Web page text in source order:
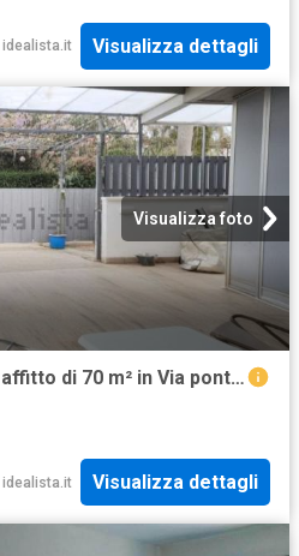
idealista.it Visualizza dettagli
Visualizza foto
Villetta indipendente in affitto di 70 m² in Via pontina
idealista.it Visualizza dettagli